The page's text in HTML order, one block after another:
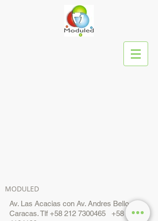
Av. Las Acacias con Av. Andres Bello
Caracas. Tlf +58 212 7300465
+58 212
MODULED